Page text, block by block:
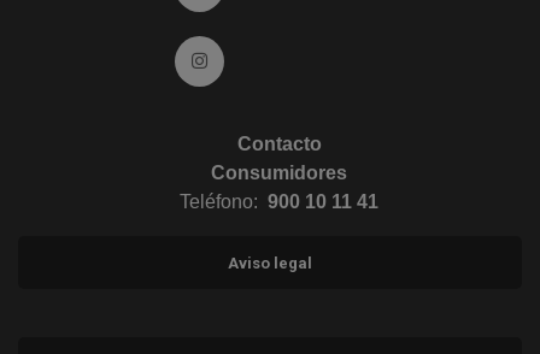
Ir a Instagram (abre en ventana nueva)
Contacto
Consumidores
Teléfono: 900 10 11 41
Aviso legal